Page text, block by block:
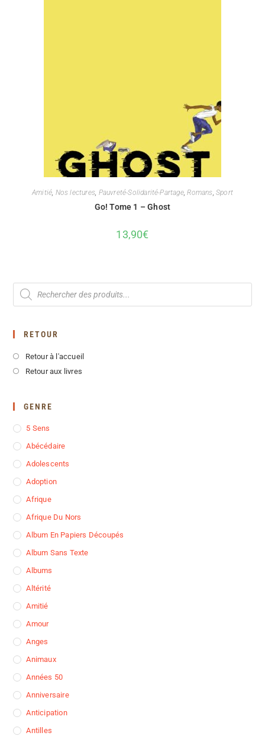
Amitié Nos lectures Pauvreté-Solidarité-Partage,Romans Sport
Go! Tome 1 – Ghost
13,90€
RETOUR
Retour à l'accueil
Retour aux livres
GENRE
5 Sens
Abécédaire
Adolescents
Adoption
Afrique
Afrique Du Nors
Album En Papiers Découpés
Album Sans Texte
Albums
Altérité
Amitié
Amour
Anges
Animaux
Années 50
Anniversaire
Anticipation
Antilles